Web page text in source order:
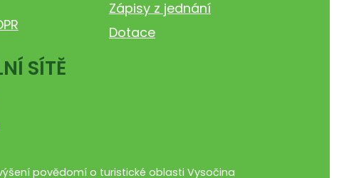
SÍTĚ
Zápisy z jednání
Dotace
povědomí o turistické oblasti Vysočina